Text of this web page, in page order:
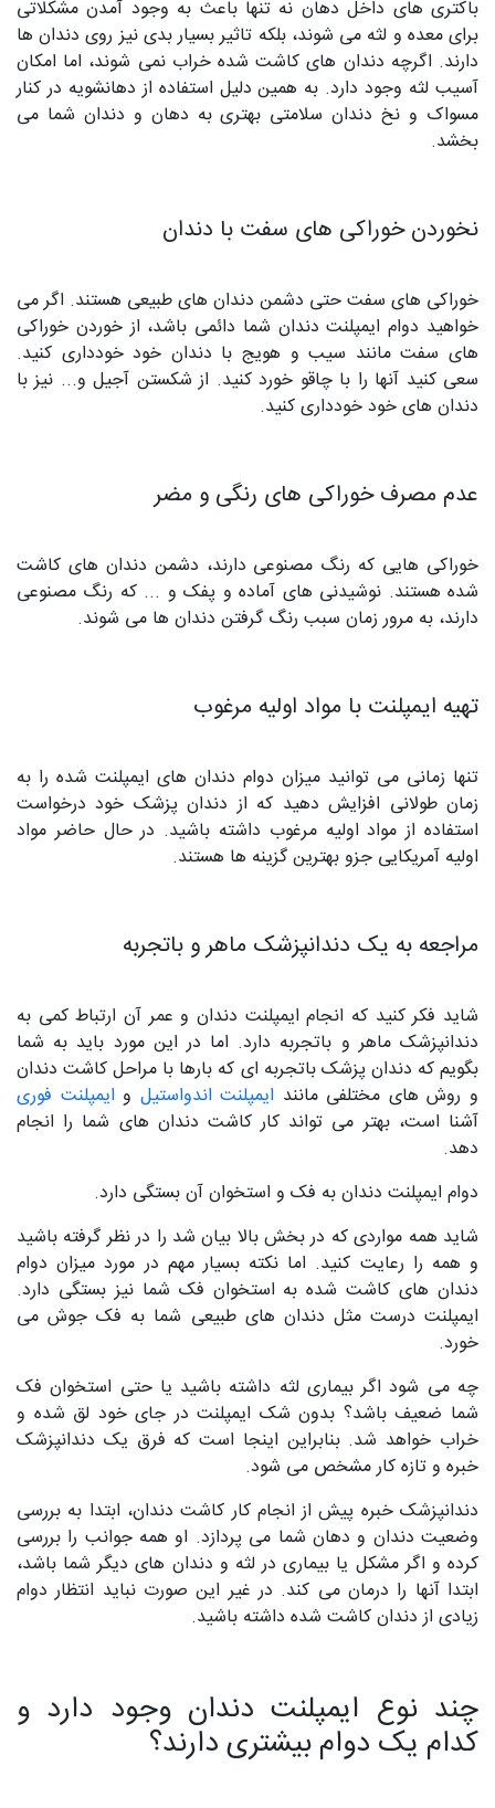
باکتری‌ های داخل دهان نه تنها باعث به وجود آمدن مشکلاتی
برای معده و لثه می‌ شوند، بلکه تاثیر بسیار بدی نیز روی دندان‌ ها
دارند. اگرچه دندان‌ های کاشت شده خراب نمی‌ شوند، اما امکان
آسیب لثه وجود دارد. به همین دلیل استفاده از دهانشویه در کنار
مسواک و نخ دندان سلامتی بهتری به دهان و دندان شما می‌
بخشد.
نخوردن خوراکی‌ های سفت با دندان
خوراکی‌ های سفت حتی دشمن دندان‌ های طبیعی هستند. اگر می‌
خواهید دوام ایمپلنت دندان شما دائمی باشد، از خوردن خوراکی‌
های سفت مانند سیب و هویج با دندان خود خودداری کنید.
سعی کنید آنها را با چاقو خورد کنید. از شکستن آجیل و... نیز با
دندان‌ های خود خودداری کنید.
عدم مصرف خوراکی‌ های رنگی و مضر
خوراکی‌ هایی که رنگ مصنوعی دارند، دشمن دندان‌ های کاشت
شده هستند. نوشیدنی‌ های آماده و پفک و ... که رنگ مصنوعی
دارند، به مرور زمان سبب رنگ گرفتن دندان‌ ها می‌ شوند.
تهیه ایمپلنت با مواد اولیه مرغوب
تنها زمانی می‌ توانید میزان دوام دندان‌ های ایمپلنت شده را به
زمان طولانی افزایش دهید که از دندان پزشک خود درخواست
استفاده از مواد اولیه مرغوب داشته باشید. در حال حاضر مواد
اولیه آمریکایی جزو بهترین گزینه‌ ها هستند.
مراجعه به یک دندانپزشک ماهر و باتجربه
شاید فکر کنید که انجام ایمپلنت دندان و عمر آن ارتباط کمی به
دندانپزشک ماهر و باتجربه دارد. اما در این مورد باید به شما
بگویم که دندان پزشک باتجربه‌ ای که بارها با مراحل کاشت دندان
و روش‌ های مختلفی مانند ایمپلنت اندواستیل و ایمپلنت فوری
آشنا است، بهتر می‌ تواند کار کاشت دندان‌ های شما را انجام
دهد.
دوام ایمپلنت دندان به فک و استخوان آن بستگی دارد.
شاید همه مواردی که در بخش بالا بیان شد را در نظر گرفته باشید
و همه را رعایت کنید. اما نکته بسیار مهم در مورد میزان دوام
دندان‌ های کاشت شده به استخوان فک شما نیز بستگی دارد.
ایمپلنت درست مثل دندان‌ های طبیعی شما به فک جوش می‌
خورد.
چه می‌ شود اگر بیماری لثه داشته باشید یا حتی استخوان فک
شما ضعیف باشد؟ بدون شک ایمپلنت در جای خود لق شده و
خراب خواهد شد. بنابراین اینجا است که فرق یک دندانپزشک
خبره و تازه کار مشخص می‌ شود.
دندانپزشک خبره پیش از انجام کار کاشت دندان، ابتدا به بررسی
وضعیت دندان و دهان شما می‌ پردازد. او همه جوانب را بررسی
کرده و اگر مشکل یا بیماری در لثه و دندان‌ های دیگر شما باشد،
ابتدا آنها را درمان می‌ کند. در غیر این صورت نباید انتظار دوام
زیادی از دندان کاشت شده داشته باشید.
چند نوع ایمپلنت دندان وجود دارد و
کدام یک دوام بیشتری دارند؟